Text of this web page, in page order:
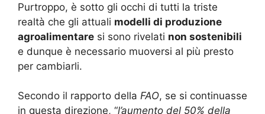
Purtroppo, è sotto gli occhi di tutti la triste
realtà che gli attuali modelli di produzione
agroalimentare si sono rivelati non sostenibili
e dunque è necessario muoversi al più presto
per cambiarli.
Secondo il rapporto della FAO, se si continuasse
in questa direzione, “l’aumento del 50% della